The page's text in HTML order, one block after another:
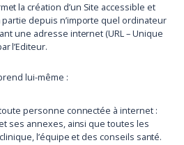
la création d’un Site accessible et
depuis n’importe quel ordinateur
une adresse internet (URL – Unique
l’Editeur.
lui-même :
personne connectée à internet :
ses annexes, ainsi que toutes les
l’équipe et des conseils santé.